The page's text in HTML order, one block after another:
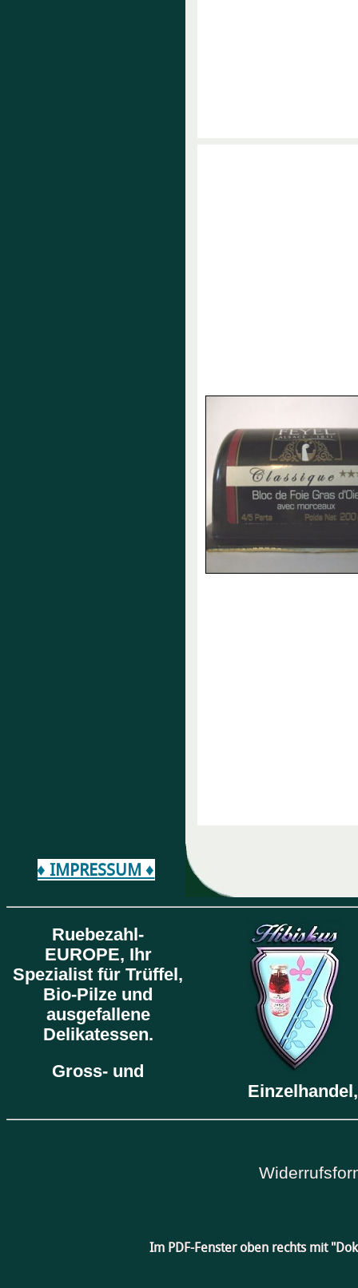
♦ IMPRESSUM ♦
Ruebezahl-
EUROPE, Ihr
Spezialist für Trüffel,
Bio-Pilze und
ausgefallene
Delikatessen.
Gross- und
Im PDF-Fenster oben rechts mit